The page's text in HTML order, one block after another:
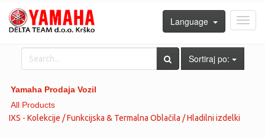
Language
Sortiraj po:
Yamaha Prodaja Vozil
All Products
IXS - Kolekcije / Funkcijska & Termalna Oblačila / Hladilni izdelki